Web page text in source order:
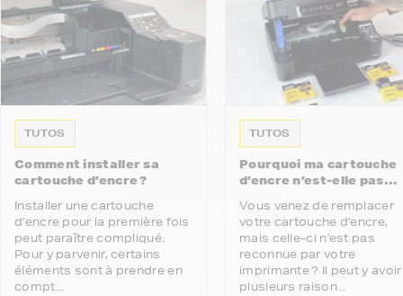
TUTOS
Comment installer sa
cartouche d’encre ?
Installer une cartouche
d’encre pour la première fois
peut paraître compliqué.
Pour y parvenir, certains
éléments sont à prendre en
compt...
TUTOS
Pourquoi ma cartouche
d’encre n’est-elle pas
imprimante ?
Vous venez de remplacer
votre cartouche d’encre,
mais celle-ci n’est pas
reconnue par votre
imprimante ? Il peut y avoir
plusieurs raison...